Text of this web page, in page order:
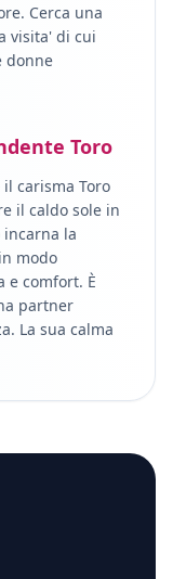
Cerca una
visita' di cui
donne
Toro
carisma Toro
il caldo sole in
incarna la
modo
e comfort. È
partner
La sua calma